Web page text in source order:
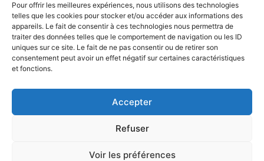
Pour offrir les meilleures expériences, nous utilisons des technologies
telles que les cookies pour stocker et/ou accéder aux informations des
appareils. Le fait de consentir à ces technologies nous permettra de
traiter des données telles que le comportement de navigation ou les ID
uniques sur ce site. Le fait de ne pas consentir ou de retirer son
consentement peut avoir un effet négatif sur certaines caractéristiques
et fonctions.
Accepter
Refuser
Voir les préférences
Lundi - Vendredi, 8h - 20h
Atlas Justice – SELARL ATLAS JUSTICE ©2026. Tous droits